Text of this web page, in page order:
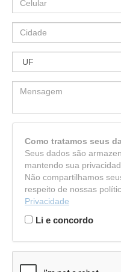
Como tratamos seus
Seus dados são
mantendo sua
Não compartilhamos
respeito de nossas
Privacidade
Li e concordo